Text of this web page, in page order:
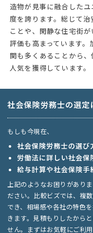
造物が見事に融合した
度を誇ります。総じて
ことや、閑静な住宅街
評価も高まっています
関も多くあることから
人気を獲得しています。
社会保険労務士の選定
もしも今現在、
社会保険労務士の選び
労働法に詳しい社会
給与計算や社会保険
上記のようなお困りがあり
ださい。比較ビズでは、複
でき、相場感や各社の特色
きます。見積もりしたから
せん。まずはお気軽にご利用